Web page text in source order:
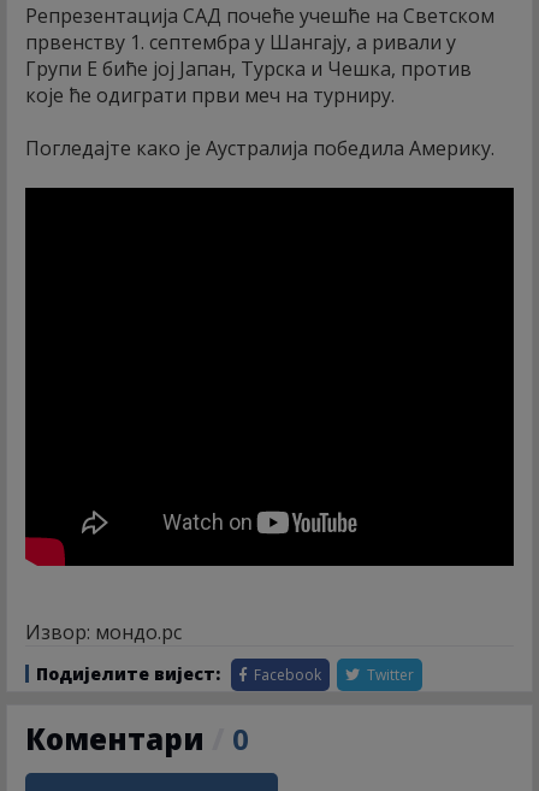
Репрезентација САД почеће учешће на Светском
првенству 1. септембра у Шангају, а ривали у
Групи Е биће јој Јапан, Турска и Чешка, против
које ће одиграти први меч на турниру.
Погледајте како је Аустралија победила Америку.
Извор: мондо.рс
Подијелите вијест: Facebook Twitter
Коментари 0